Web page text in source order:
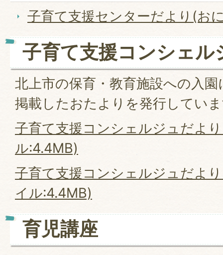
子育て支援センターだより(お
子育て支援コンシェル
北上市の保育・教育施設への入
掲載したおたよりを発行してい
子育て支援コンシェルジュだよ
ル:4.4MB)
子育て支援コンシェルジュだよ
イル:4.4MB)
育児講座